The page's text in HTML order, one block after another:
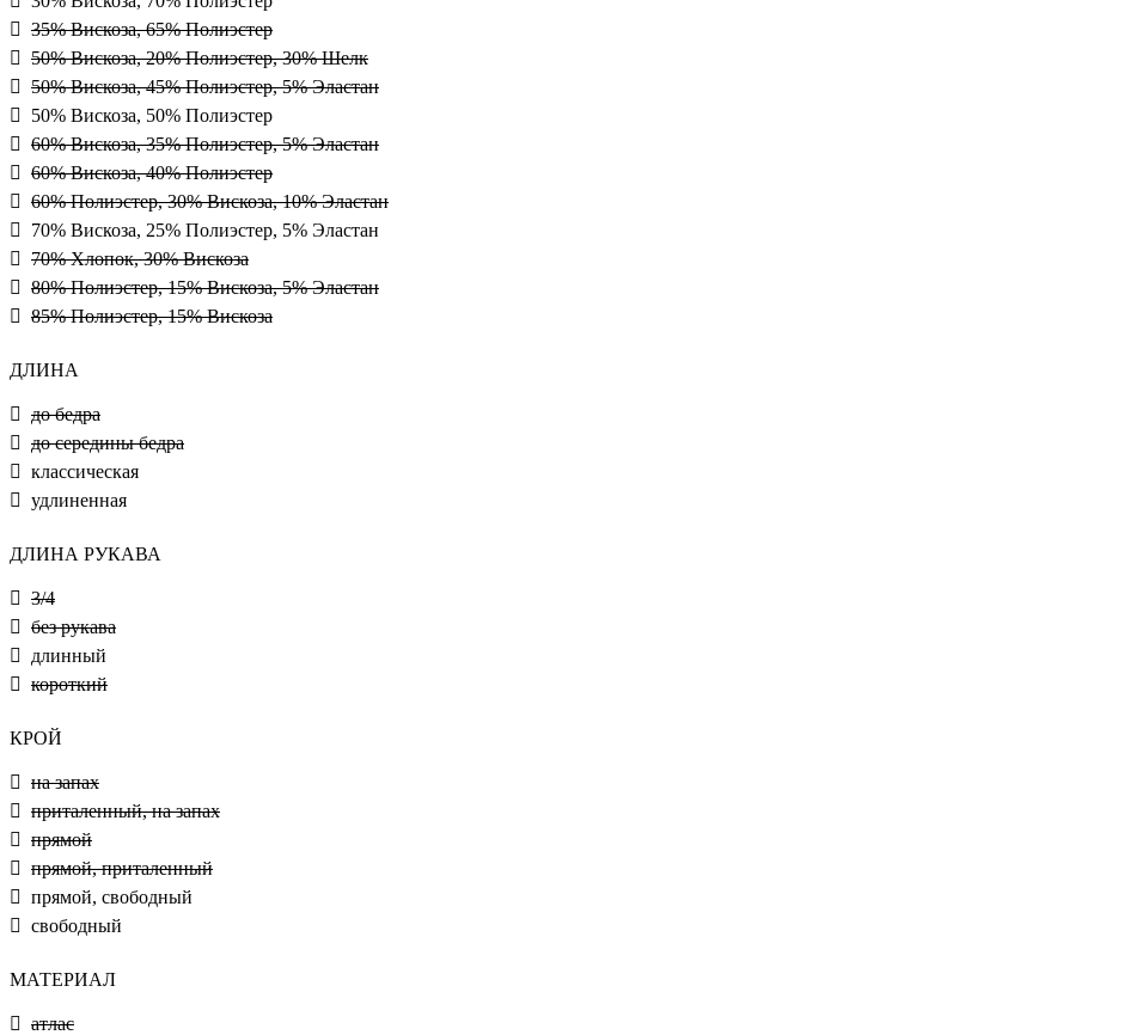
35% Вискоза, 65% Полиэстер
50% Вискоза, 20% Полиэстер, 30% Шелк
50% Вискоза, 45% Полиэстер, 5% Эластан
50% Вискоза, 50% Полиэстер
60% Вискоза, 35% Полиэстер, 5% Эластан
60% Вискоза, 40% Полиэстер
60% Полиэстер, 30% Вискоза, 10% Эластан
70% Вискоза, 25% Полиэстер, 5% Эластан
70% Хлопок, 30% Вискоза
80% Полиэстер, 15% Вискоза, 5% Эластан
85% Полиэстер, 15% Вискоза
ДЛИНА
до бедра
до середины бедра
классическая
удлиненная
ДЛИНА РУКАВА
3/4
без рукава
длинный
короткий
КРОЙ
на запах
приталенный, на запах
прямой
прямой, приталенный
прямой, свободный
свободный
МАТЕРИАЛ
атлас